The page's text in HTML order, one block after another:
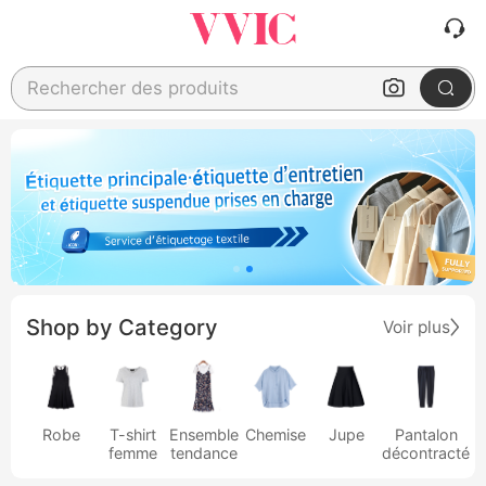
Rechercher des produits
Shop by Category Voir plus
Robe
T-shirt
femme
Ensemble
tendance
Chemise Jupe
Pantalon
décontracté